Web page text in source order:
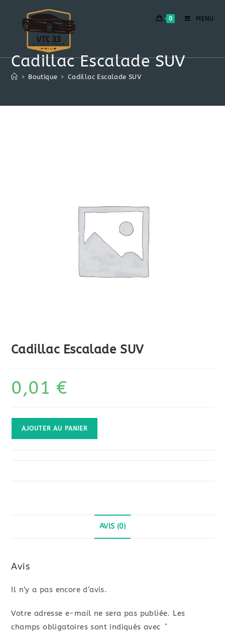
content
0 MENU
Cadillac Escalade SUV
> Boutique > Cadillac Escalade SUV
Cadillac Escalade SUV
0,01€
AJOUTER AU PANIER
AVIS (0)
Avis
Il n’y a pas encore d’avis.
Votre adresse e-mail ne sera pas publiée. Les
champs obligatoires sont indiqués avec
*